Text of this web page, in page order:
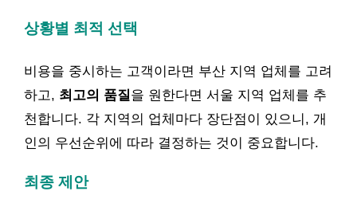
상황별 최적 선택
비용을 중시하는 고객이라면 부산 지역 업체를 고려
하고, 최고의 품질을 원한다면 서울 지역 업체를 추
천합니다. 각 지역의 업체마다 장단점이 있으니, 개
인의 우선순위에 따라 결정하는 것이 중요합니다.
최종 제안